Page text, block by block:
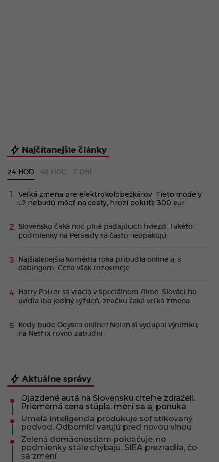
Najčítanejšie články
24 HOD 48 HOD 7 DNÍ
Veľká zmena pre elektrokolobežkárov. Tieto modely
už nebudú môcť na cesty, hrozí pokuta 300 eur
Slovensko čaká noc plná padajúcich hviezd. Takéto
podmienky na Perseidy sa často neopakujú
Najšialenejšia komédia roka pribudla online aj s
dabingom. Cena však rozosmeje
Harry Potter sa vracia v špeciálnom filme. Slováci ho
uvidia iba jediný týždeň, značku čaká veľká zmena
Kedy bude Odysea online? Nolan si vydupal výnimku,
na Netflix rovno zabudni
Aktuálne správy
Ojazdené autá na Slovensku citeľne zdraželi.
Priemerná cena stúpla, mení sa aj ponuka
Umelá inteligencia produkuje sofistikovaný
podvod. Odborníci varujú pred novou vlnou
Zelená domácnostiam pokračuje, no
podmienky stále chýbajú. SIEA prezradila, čo
sa zmení